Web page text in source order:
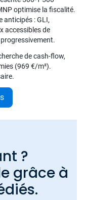
optimise la fiscalité.
anticipés : GLI,
accessibles de
de cash-flow,
(969 €/m²).
?
grâce à